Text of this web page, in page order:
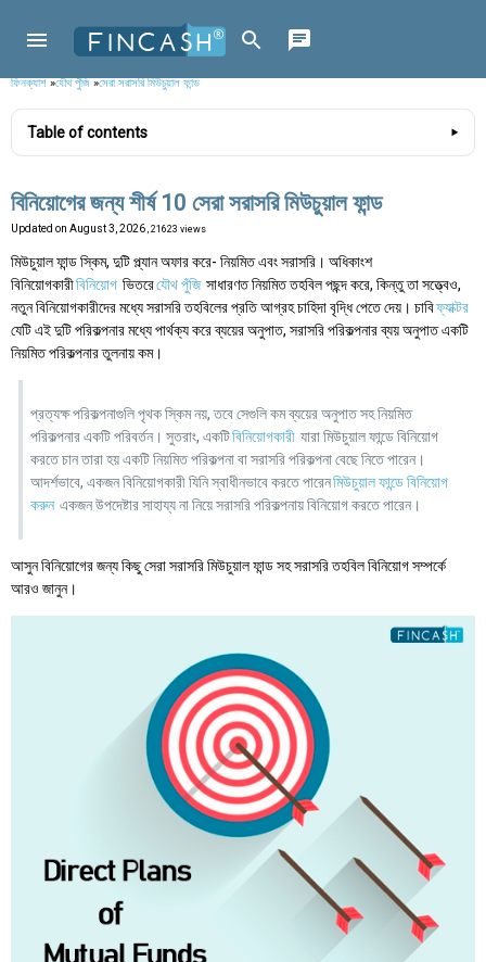
ফিনক্যাশ»যৌথ পুঁজি»সেরা সরাসরি মিউচুয়াল ফান্ড
Table of contents
বিনিয়োগের জন্য শীর্ষ 10 সেরা সরাসরি মিউচুয়াল ফান্ড
Updated on August 3, 2026 , 21623 views
মিউচুয়াল ফান্ড স্কিম, দুটি প্ল্যান অফার করে- নিয়মিত এবং সরাসরি। অধিকাংশ
বিনিয়োগকারীবিনিয়োগ ভিতরেযৌথ পুঁজি সাধারণত নিয়মিত তহবিল পছন্দ করে, কিন্তু তা সত্ত্বেও,
নতুন বিনিয়োগকারীদের মধ্যে সরাসরি তহবিলের প্রতি আগ্রহ চাহিদা বৃদ্ধি পেতে দেয়। চাবিফ্যাক্টর
যেটি এই দুটি পরিকল্পনার মধ্যে পার্থক্য করে ব্যয়ের অনুপাত, সরাসরি পরিকল্পনার ব্যয় অনুপাত একটি
নিয়মিত পরিকল্পনার তুলনায় কম।
প্রত্যক্ষ পরিকল্পনাগুলি পৃথক স্কিম নয়, তবে সেগুলি কম ব্যয়ের অনুপাত সহ নিয়মিত
পরিকল্পনার একটি পরিবর্তন। সুতরাং, একটিবিনিয়োগকারী যারা মিউচুয়াল ফান্ডে বিনিয়োগ
করতে চান তারা হয় একটি নিয়মিত পরিকল্পনা বা সরাসরি পরিকল্পনা বেছে নিতে পারেন।
আদর্শভাবে, একজন বিনিয়োগকারী যিনি স্বাধীনভাবে করতে পারেনমিউচুয়াল ফান্ডে বিনিয়োগ
করুন একজন উপদেষ্টার সাহায্য না নিয়ে সরাসরি পরিকল্পনায় বিনিয়োগ করতে পারেন।
আসুন বিনিয়োগের জন্য কিছু সেরা সরাসরি মিউচুয়াল ফান্ড সহ সরাসরি তহবিল বিনিয়োগ সম্পর্কে
আরও জানুন।